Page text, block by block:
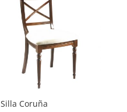
Silla Coruña